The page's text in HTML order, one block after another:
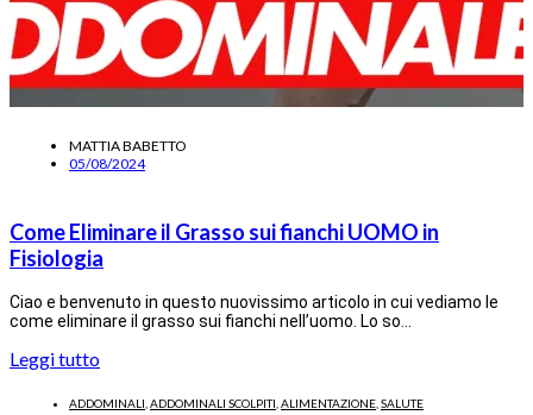
MATTIA BABETTO
05/08/2024
Come Eliminare il Grasso sui fianchi UOMO in
Fisiologia
Ciao e benvenuto in questo nuovissimo articolo in cui vediamo le
come eliminare il grasso sui fianchi nell’uomo. Lo so…
Leggi tutto
ADDOMINALI ADDOMINALI SCOLPITI ALIMENTAZIONE SALUTE